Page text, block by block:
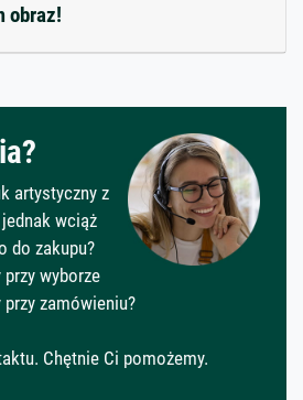
obraz!
artystyczny z
wciąż
do zakupu?
wyborze
zamówieniu?
Chętnie Ci pomożemy.